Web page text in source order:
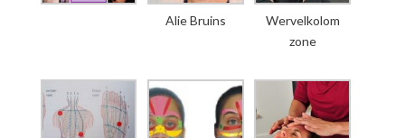
Alie Bruins
Wervelkolom
zone